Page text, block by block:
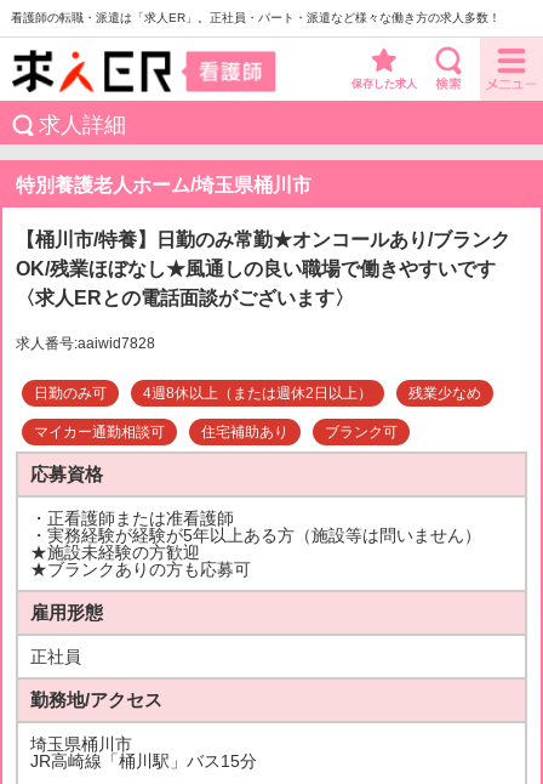
看護師の転職・派遣は「求人ER」。正社員・パート・派遣など様々な働き方の求人多数！
保存した求人
求人詳細
特別養護老人ホーム/埼玉県桶川市
【桶川市/特養】日勤のみ常勤★オンコールあり/ブランク
OK/残業ほぼなし★風通しの良い職場で働きやすいです
〈求人ERとの電話面談がございます〉
求人番号:aaiwid7828
日勤のみ可 4週8休以上（または週休2日以上） 残業少なめ
マイカー通勤相談可 住宅補助あり ブランク可
応募資格
・正看護師または准看護師
・実務経験が経験が5年以上ある方（施設等は問いません）
★施設未経験の方歓迎
★ブランクありの方も応募可
雇用形態
正社員
勤務地/アクセス
埼玉県桶川市
JR高崎線「桶川駅」バス15分